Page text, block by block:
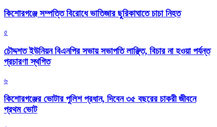
কিশোরগঞ্জে সম্পত্তি বিরোধে ভাতিজার ছুরিকাঘাতে চাচা নিহত
৫
চৌদ্দশত ইউনিয়ন বিএনপির সভায় সভাপতি লাঞ্ছিত, বিচার না হওয়া পর্যন্ত
প্রচারণা স্থগিত
৬
কিশোরগঞ্জের ভোটার পুলিশ প্রধান, দিবেন ৩৫ বছরের চাকরী জীবনে
প্রথম ভোট